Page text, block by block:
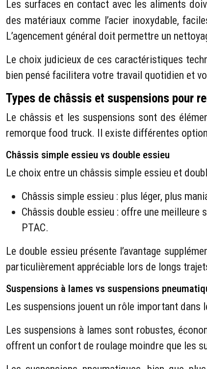
Les surfaces en contact avec les aliments
des matériaux comme l’acier inoxydable,
L’agencement général doit permettre un
Le choix judicieux de ces caractéristiques
bien pensé facilitera votre travail quotidien et
Types de châssis et suspensions pour
Le châssis et les suspensions sont des
remorque food truck. Il existe différentes
Châssis simple essieu vs double essieu
Le choix entre un châssis simple essieu et
Châssis simple essieu : plus léger, plus
Châssis double essieu : offre une meilleure
PTAC.
Le double essieu présente l’avantage
particulièrement appréciable lors de longs
Suspensions à lames vs suspensions
Les suspensions jouent un rôle important
Les suspensions à lames sont robustes,
offrent un confort de roulage moindre que les